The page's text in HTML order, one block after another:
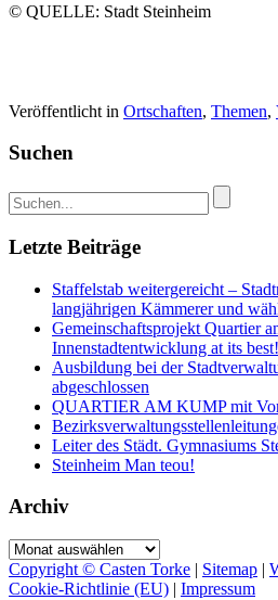
© QUEL­LE: Stadt Steinheim
Veröffentlicht in Ortschaften, Themen,
Suchen
Letzte Beiträge
Staffelstab weitergereicht –
langjährigen Kämmerer und
Gemeinschaftsprojekt Quartier
Innenstadtentwicklung at its best!
Ausbildung bei der
abgeschlossen
QUARTIER AM KUMP mit
Leiter des Städt. Gymnasiums
Steinheim Man teou!
Archiv
Archiv
Copyright © Casten Torke | Sitemap |
Cookie-Richtlinie (EU) | Impressum